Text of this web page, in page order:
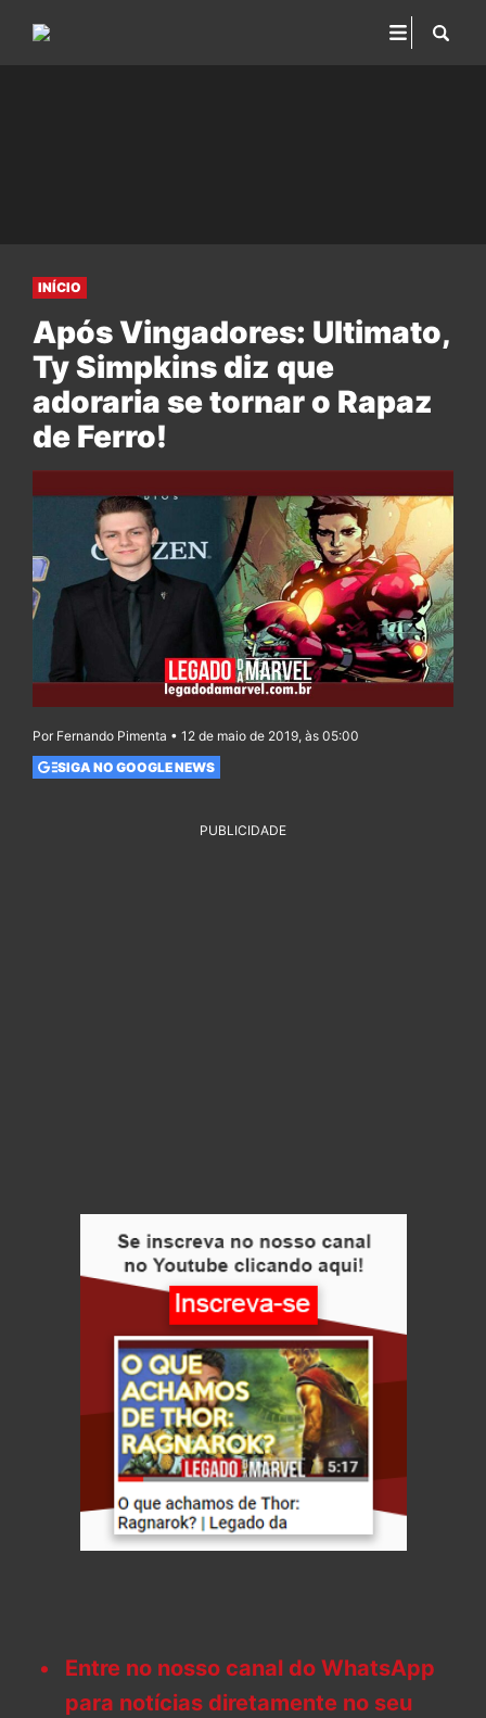
INÍCIO
Após Vingadores: Ultimato,
Ty Simpkins diz que
adoraria se tornar o Rapaz
de Ferro!
Por Fernando Pimenta • 12 de maio de 2019, às 05:00
SIGA NO GOOGLE NEWS
PUBLICIDADE
Entre no nosso canal do WhatsApp
para notícias diretamente no seu